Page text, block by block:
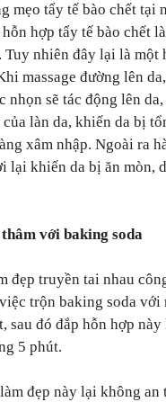
mẹo tẩy tế bào chết tại
hợp tẩy tế bào chết
Tuy nhiên đây lại là một
massage đường lên
nhọn sẽ tác động lên
làn da, khiến da bị
xâm nhập. Ngoài ra
lại khiến da bị ăn mòn,
với baking soda
đẹp truyền tai nhau
trộn baking soda với
sau đó đắp hỗn hợp
5 phút.
đẹp này lại không an